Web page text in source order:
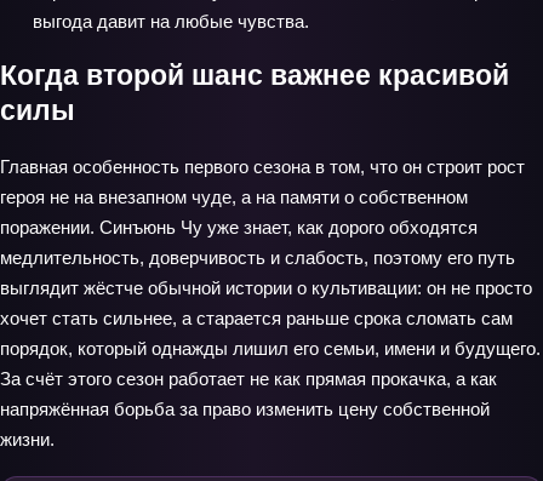
выгода давит на любые чувства.
Когда второй шанс важнее красивой
силы
Главная особенность первого сезона в том, что он строит рост
героя не на внезапном чуде, а на памяти о собственном
поражении. Синъюнь Чу уже знает, как дорого обходятся
медлительность, доверчивость и слабость, поэтому его путь
выглядит жёстче обычной истории о культивации: он не просто
хочет стать сильнее, а старается раньше срока сломать сам
порядок, который однажды лишил его семьи, имени и будущего.
За счёт этого сезон работает не как прямая прокачка, а как
напряжённая борьба за право изменить цену собственной
жизни.